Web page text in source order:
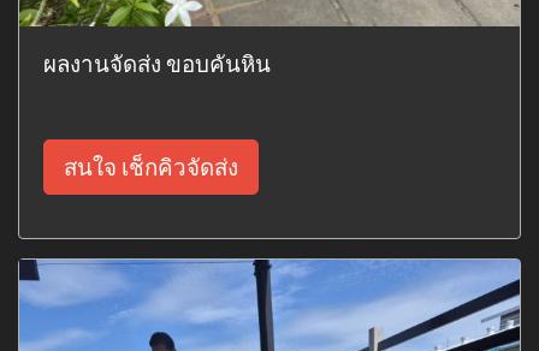
ผลงานจัดส่ง ขอบคันหิน
สนใจ เช็กคิวจัดส่ง